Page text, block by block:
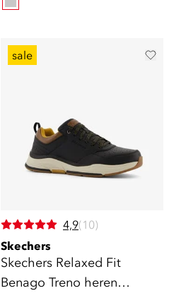
sale
4,9(10)
Skechers
Skechers Relaxed Fit
Benago Treno heren